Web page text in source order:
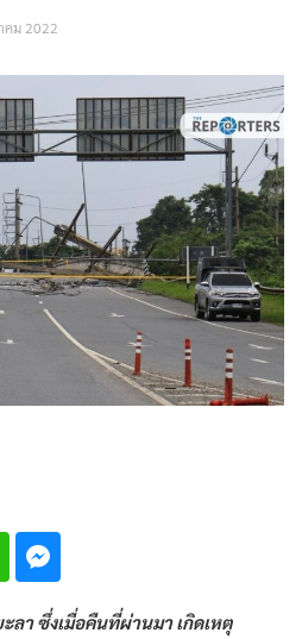
คม 2022
า ซึ่งเมื่อคืนที่ผ่านมา เกิดเหตุ